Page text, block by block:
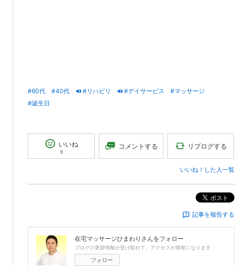
#60代 #40代 #リハビリ #デイサービス
#マッサージ
#誕生日
いいね
8
コメントする リブログする
いいね！した人一覧
ポスト
記事を報告する
在宅マッサージひまわり さんをフォロー
ブログの更新情報が受け取れて、アクセスが簡単になります
フォロー